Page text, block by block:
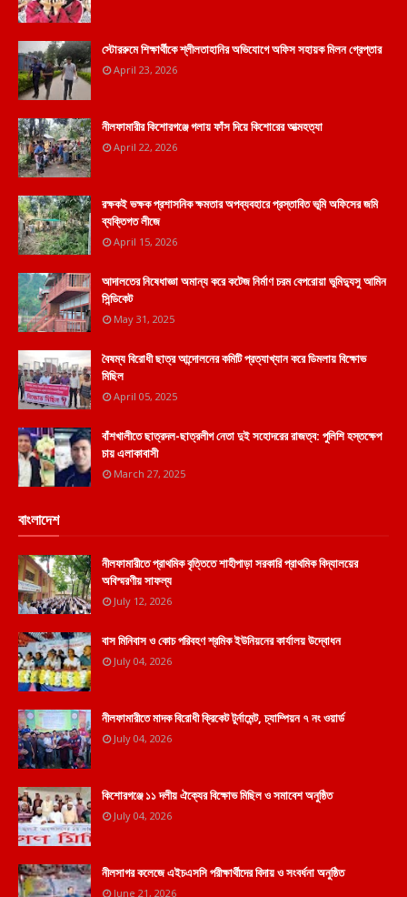
স্টোররুমে শিক্ষার্থীকে শ্লীলতাহানির অভিযোগে অফিস সহায়ক মিলন গ্রেপ্তার
April 23, 2026
নীলফামারীর কিশোরগঞ্জে গলায় ফাঁস দিয়ে কিশোরের আত্মহত্যা
April 22, 2026
রক্ষকই ভক্ষক প্রশাসনিক ক্ষমতার অপব্যবহারে প্রস্তাবিত ভূমি অফিসের জমি
ব্যক্তিগত লীজে
April 15, 2026
আদালতের নিষেধাজ্ঞা অমান্য করে কটেজ নির্মাণ চরম বেপরোয়া ভুমিদ্যুসু আমিন
সিন্ডিকেট
May 31, 2025
বৈষম্য বিরোধী ছাত্র আন্দোলনের কমিটি প্রত্যাখ্যান করে ডিমলায় বিক্ষোভ
মিছিল
April 05, 2025
বাঁশখালীতে ছাত্রদল-ছাত্রলীগ নেতা দুই সহোদরের রাজত্ব: পুলিশি হস্তক্ষেপ
চায় এলাকাবাসী
March 27, 2025
বাংলাদেশ
নীলফামারীতে প্রাথমিক বৃত্তিতে শাহীপাড়া সরকারি প্রাথমিক বিদ্যালয়ের
অবিস্মরণীয় সাফল্য
July 12, 2026
বাস মিনিবাস ও কোচ পরিবহণ শ্রমিক ইউনিয়নের কার্যালয় উদ্বোধন
July 04, 2026
নীলফামারীতে মাদক বিরোধী ক্রিকেট টুর্নামেন্ট, চ্যাম্পিয়ন ৭ নং ওয়ার্ড
July 04, 2026
কিশোরগঞ্জে ১১ দলীয় ঐক্যের বিক্ষোভ মিছিল ও সমাবেশ অনুষ্ঠিত
July 04, 2026
নীলসাগর কলেজে এইচএসসি পরীক্ষার্থীদের বিদায় ও সংবর্ধনা অনুষ্ঠিত
June 21, 2026